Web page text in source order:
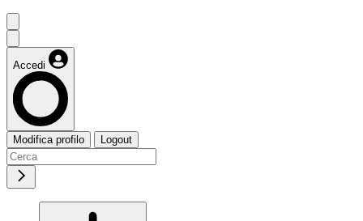
Accedi
Modifica profilo Logout